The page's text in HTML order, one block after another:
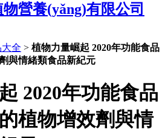
營養(yǎng)有限公司
全 > 植物力量崛起 2020年功能食品
與情緒類食品新紀元
2020年功能食品
植物增效劑與情